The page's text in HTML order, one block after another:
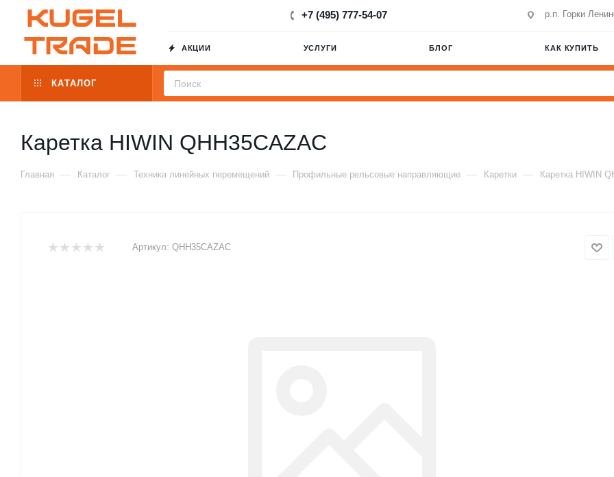
+7 (495) 777-54-07 р.п. Горки
АКЦИИ УСЛУГИ БЛОГ КАК КУПИТЬ
КАТАЛОГ
Каретка HIWIN QHH35CAZAC
Главная — Каталог — Техника линейных перемещений — Профильные рельсовые направляющие — Каретки — Каретка HIWIN
Артикул: QHH35CAZAC